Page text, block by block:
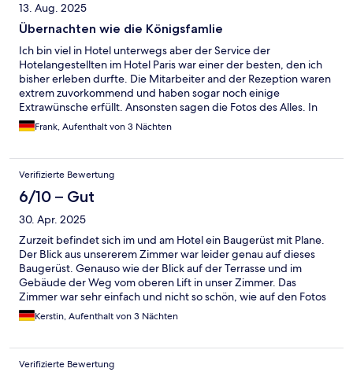
13. Aug. 2025
Übernachten wie die Königsfamlie
Ich bin viel in Hotel unterwegs aber der Service der
Hotelangestellten im Hotel Paris war einer der besten, den ich
bisher erleben durfte. Die Mitarbeiter and der Rezeption waren
extrem zuvorkommend und haben sogar noch einige
Extrawünsche erfüllt. Ansonsten sagen die Fotos des Alles. In
einer so alten, von Tradition geprägten Stadt ist das Hotel Paris
in seinem "traditionellen" Stil die perfekte Wahl. Viele der
Meine Frau und Tochter haben sich gefühlt wir Königin und
Prinzessin in diesem Hotelzimmer. Ich kann das Hotel nur jedem
empfehlen.
Frank, Aufenthalt von 3 Nächten
Verifizierte Bewertung
6/10 – Gut
30. Apr. 2025
Zurzeit befindet sich im und am Hotel ein Baugerüst mit Plane.
Der Blick aus unsererem Zimmer war leider genau auf dieses
Baugerüst. Genauso wie der Blick auf der Terrasse und im
Gebäude der Weg vom oberen Lift in unser Zimmer. Das
Zimmer war sehr einfach und nicht so schön, wie auf den Fotos
auf der Homepage. Das Personal war sehr freundlich. Der
Frühstücksraum mit seiner tollen Decke war der Hammer. Das
mitten im Zentrum, wenige Meter z. B. vom Dom entfernt.
Kerstin, Aufenthalt von 3 Nächten
Verifizierte Bewertung